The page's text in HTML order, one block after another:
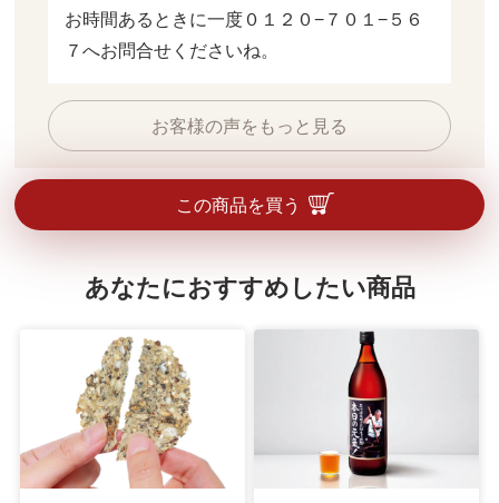
お時間あるときに一度０１２０−７０１−５６
７へお問合せくださいね。
お客様の声をもっと見る
この商品を買う
あなたにおすすめしたい商品